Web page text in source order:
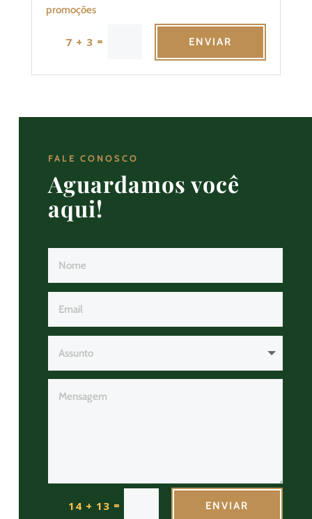
promoções
7 + 3 = ENVIAR
FALE CONOSCO
Aguardamos você
aqui!
14 + 13 = ENVIAR